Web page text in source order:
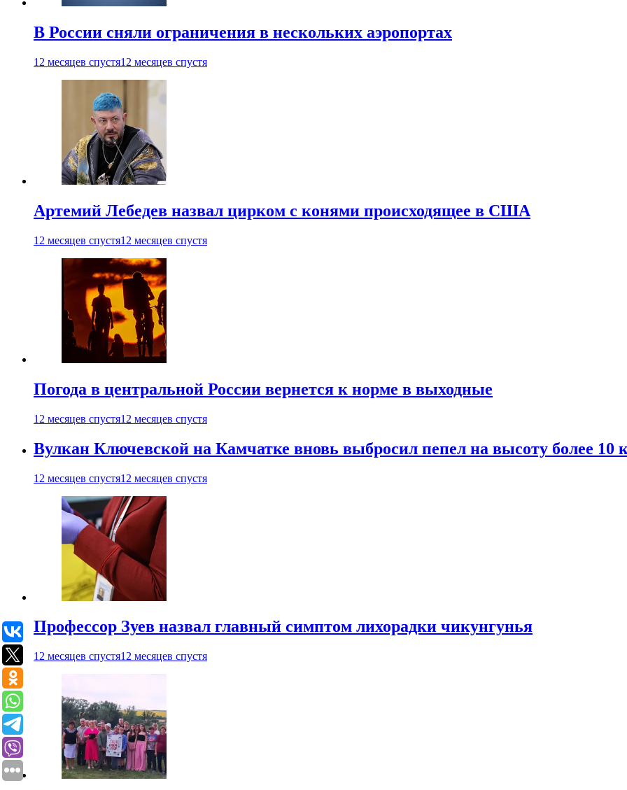
В России сняли ограничения в нескольких аэропортах
12 месяцев спустя12 месяцев спустя
Артемий Лебедев назвал цирком с конями происходящее в США
12 месяцев спустя12 месяцев спустя
Погода в центральной России вернется к норме в выходные
12 месяцев спустя12 месяцев спустя
Вулкан Ключевской на Камчатке вновь выбросил пепел на высоту более 10
12 месяцев спустя12 месяцев спустя
Профессор Зуев назвал главный симптом лихорадки чикунгунья
12 месяцев спустя12 месяцев спустя